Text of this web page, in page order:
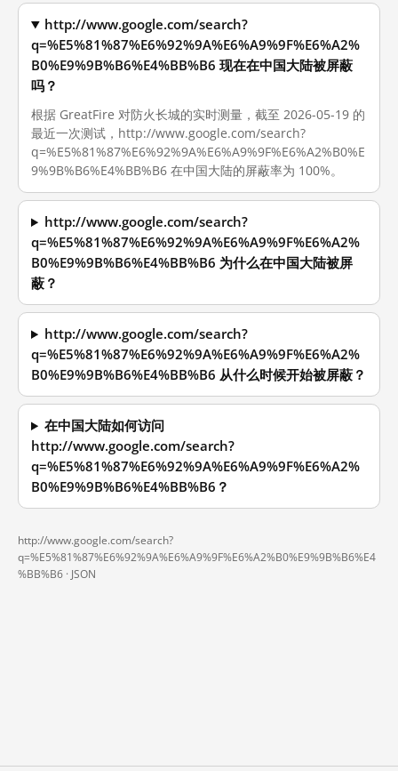
http://www.google.com/search?
q=%E5%81%87%E6%92%9A%E6%A9%9F%E6%A2%
B0%E9%9B%B6%E4%BB%B6 现在在中国大陆被屏蔽
吗？
根据 GreatFire 对防火长城的实时测量，截至 2026-05-19 的
最近一次测试，http://www.google.com/search?
q=%E5%81%87%E6%92%9A%E6%A9%9F%E6%A2%B0%E
9%9B%B6%E4%BB%B6 在中国大陆的屏蔽率为 100%。
http://www.google.com/search?
q=%E5%81%87%E6%92%9A%E6%A9%9F%E6%A2%
B0%E9%9B%B6%E4%BB%B6 为什么在中国大陆被屏
蔽？
http://www.google.com/search?
q=%E5%81%87%E6%92%9A%E6%A9%9F%E6%A2%
B0%E9%9B%B6%E4%BB%B6 从什么时候开始被屏蔽？
在中国大陆如何访问
http://www.google.com/search?
q=%E5%81%87%E6%92%9A%E6%A9%9F%E6%A2%
B0%E9%9B%B6%E4%BB%B6？
http://www.google.com/search?
q=%E5%81%87%E6%92%9A%E6%A9%9F%E6%A2%B0%E9%9B%B6%E4
%BB%B6 · JSON